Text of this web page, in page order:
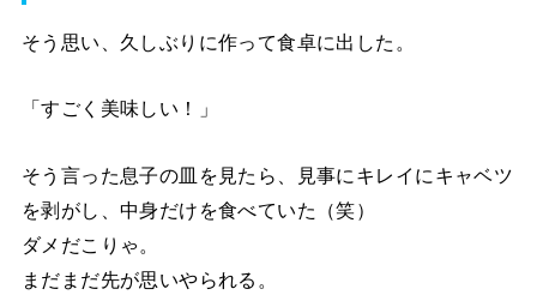
そう思い、久しぶりに作って食卓に出した。
「すごく美味しい！」
そう言った息子の皿を見たら、見事にキレイにキャベツ
を剥がし、中身だけを食べていた（笑）
ダメだこりゃ。
まだまだ先が思いやられる。